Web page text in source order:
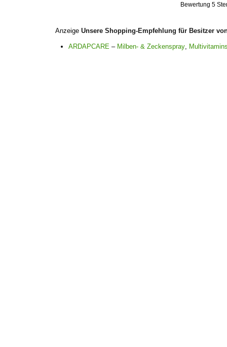
Bewertung5
AnzeigeUnsere Shopping-Empfehlung für Besitzer
ARDAPCARE – Milben- & Zeckenspray